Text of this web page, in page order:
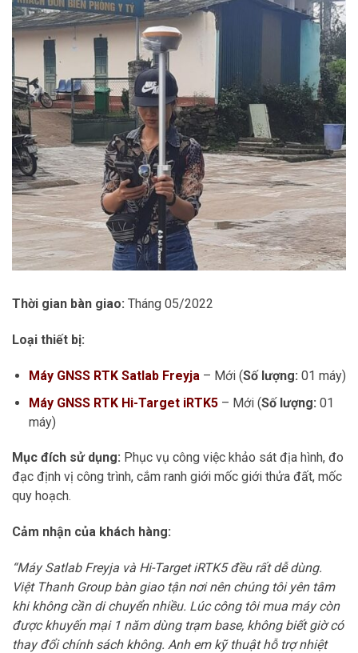
Thời gian bàn giao: Tháng 05/2022
Loại thiết bị:
Máy GNSS RTK Satlab Freyja– Mới (Số lượng: 01 máy)
Máy GNSS RTK Hi-Target iRTK5– Mới (Số lượng: 01
máy)
Mục đích sử dụng: Phục vụ công việc khảo sát địa hình, đo
đạc định vị công trình, cắm ranh giới mốc giới thửa đất, mốc
quy hoạch.
Cảm nhận của khách hàng:
“Máy Satlab Freyja và Hi-Target iRTK5 đều rất dễ dùng.
Việt Thanh Group bàn giao tận nơi nên chúng tôi yên tâm
khi không cần di chuyển nhiều. Lúc công tôi mua máy còn
được khuyến mại 1 năm dùng trạm base, không biết giờ có
thay đổi chính sách không. Anh em kỹ thuật hỗ trợ nhiệt